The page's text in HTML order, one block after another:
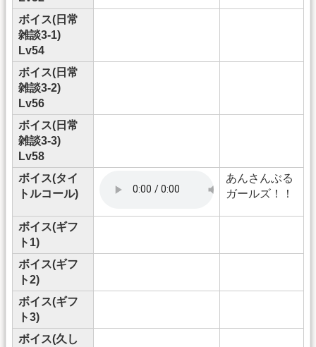
ボイス(日常
雑談3-1)
Lv54
ボイス(日常
雑談3-2)
Lv56
ボイス(日常
雑談3-3)
Lv58
ボイス(タイ
トルコール)
あんさんぶる
ガールズ！！
ボイス(ギフ
ト1)
ボイス(ギフ
ト2)
ボイス(ギフ
ト3)
ボイス(久し